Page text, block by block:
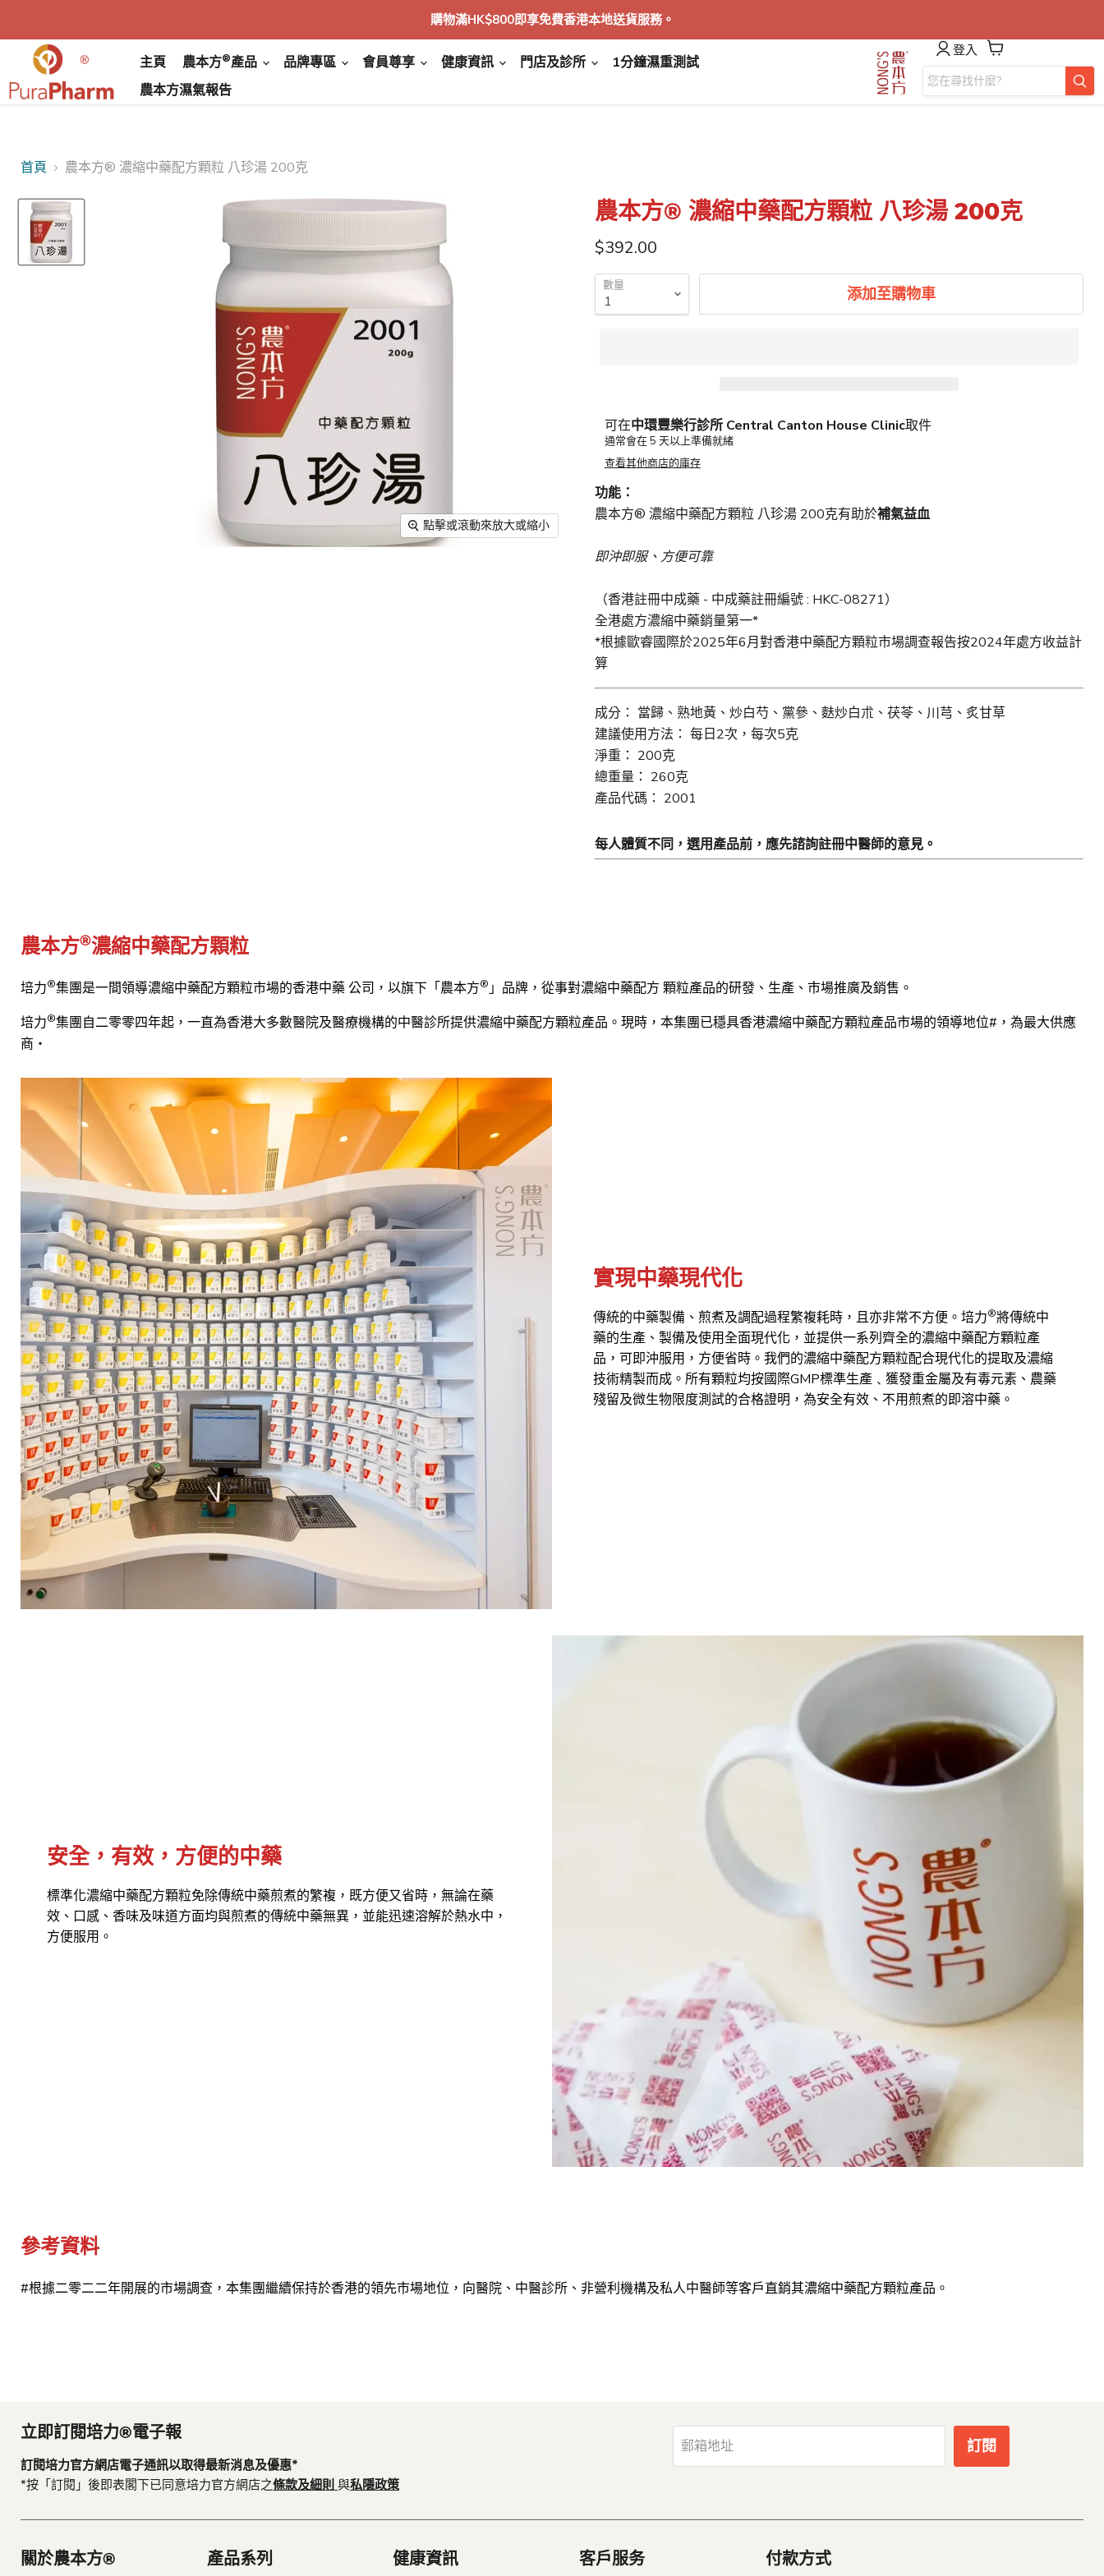
購物滿HK$800即享免費香港本地送貨服務。
主頁 農本方®產品 品牌專區 會員尊享 健康資訊 門店及診所
1分鐘濕重測試
農本方濕氣報告
登入
首頁 農本方® 濃縮中藥配方顆粒 八珍湯 200克
點擊或滾動來放大或縮小
農本方® 濃縮中藥配方顆粒 八珍湯 200克
特價
$392.00
數量 添加至購物車
可在中環豐樂行診所 Central Canton House Clinic取件
通常會在 5 天以上準備就緒
查看其他商店的庫存
功能：
農本方® 濃縮中藥配方顆粒 八珍湯 200克有助於補氣益血
即沖即服、方便可靠
（香港註冊中成藥 - 中成藥註冊編號 : HKC-08271）
全港處方濃縮中藥銷量第一*
*根據歐睿國際於2025年6月對香港中藥配方顆粒市場調查報告按2024年處方收益計
算
成分： 當歸、熟地黃、炒白芍、黨參、麩炒白朮、茯苓、川芎、炙甘草
建議使用方法： 每日2次，每次5克
淨重： 200克
總重量： 260克
產品代碼： 2001
每人體質不同，選用產品前，應先諮詢註冊中醫師的意見。
農本方®濃縮中藥配方顆粒
培力®集團是一間領導濃縮中藥配方顆粒市場的香港中藥 公司，以旗下「農本方® 」品牌，從事對濃縮中藥配方 顆粒產品的研發、生產、市場推廣及銷售。
培力®集團自二零零四年起，一直為香港大多數醫院及醫療機構的中醫診所提供濃縮中藥配方顆粒產品。現時，本集團已穩具香港濃縮中藥配方顆粒產品市場的領導地位#，為最大供應
商‧
實現中藥現代化
傳統的中藥製備、煎煮及調配過程繁複耗時，且亦非常不方便。培力®將傳統中
藥的生產、製備及使用全面現代化，並提供一系列齊全的濃縮中藥配方顆粒產
品，可即沖服用，方便省時。我們的濃縮中藥配方顆粒配合現代化的提取及濃縮
技術精製而成。所有顆粒均按國際GMP標準生產﹑獲發重金屬及有毒元素、農藥
殘留及微生物限度測試的合格證明，為安全有效、不用煎煮的即溶中藥。
安全，有效，方便的中藥
標準化濃縮中藥配方顆粒免除傳統中藥煎煮的繁複，既方便又省時，無論在藥
效、口感、香味及味道方面均與煎煮的傳統中藥無異，並能迅速溶解於熱水中，
方便服用。
參考資料
#根據二零二二年開展的市場調查，本集團繼續保持於香港的領先市場地位，向醫院、中醫診所、非營利機構及私人中醫師等客戶直銷其濃縮中藥配方顆粒產品。
付款方式
關於農本方® 產品系列 健康資訊 客戶服务
立即訂閱培力®電子報
訂閱培力官方網店電子通訊以取得最新消息及優惠*
*按「訂閱」後即表閣下已同意培力官方網店之條款及細則 與私隱政策
郵箱地址 訂閱